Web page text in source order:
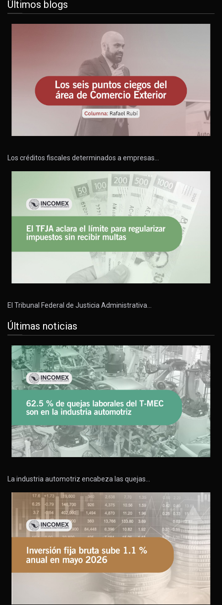
Últimos blogs
Los créditos fiscales determinados a empresas…
El Tribunal Federal de Justicia Administrativa…
Últimas noticias
La industria automotriz encabeza las quejas…